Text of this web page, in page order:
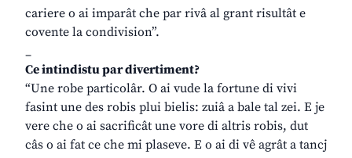
cariere o ai imparât che par rivâ al grant risultât e
covente la condivision”.
_
Ce intindistu par divertiment?
“Une robe particolâr. O ai vude la fortune di vivi
fasint une des robis plui bielis: zuiâ a bale tal zei. E je
vere che o ai sacrificât une vore di altris robis, dut
câs o ai fat ce che mi plaseve. E o ai di vê agrât a tancj